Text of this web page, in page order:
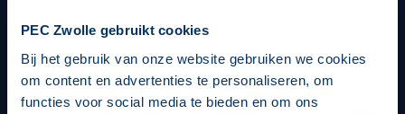
PEC Zwolle gebruikt cookies
Bij het gebruik van onze website gebruiken we cookies
om content en advertenties te personaliseren, om
functies voor social media te bieden en om ons